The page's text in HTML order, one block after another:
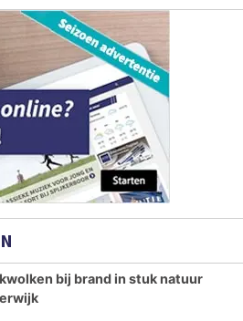
bij brand in stuk natuur